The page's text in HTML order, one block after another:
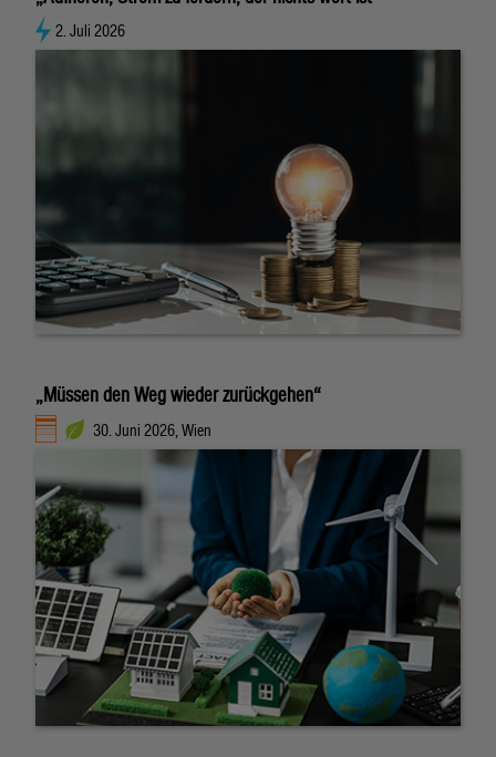
2. Juli 2026
„Müssen den Weg wieder zurückgehen“
30. Juni 2026, Wien